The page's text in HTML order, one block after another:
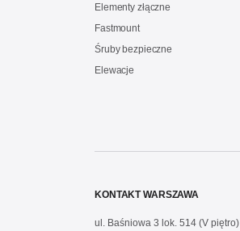
Elementy złączne
Fastmount
Śruby bezpieczne
Elewacje
KONTAKT WARSZAWA
ul. Baśniowa 3 lok. 514 (V piętro)